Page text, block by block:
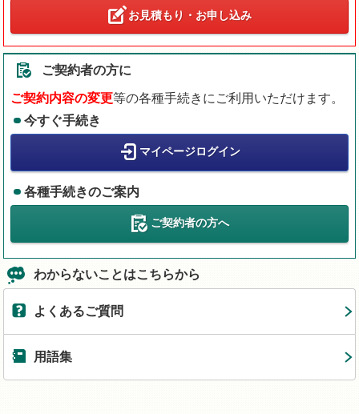
お見積もり・お申し込み
ご契約者の方に
ご契約内容の変更等の各種手続きにご利用いただけます。
今すぐ手続き
マイページログイン
各種手続きのご案内
ご契約者の方へ
わからないことはこちらから
よくあるご質問
用語集